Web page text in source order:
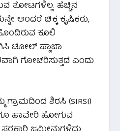
ತೋಟಗಳಿಲ್ಲ. ಹೆಚ್ಚಿನ
ಅಂದರೆ ಚಿಕ್ಕ ಕೃಷಿಕರು,
ಕೂಲಿ
ಟೋಲ್ ಪ್ಲಾಜಾ
ಗೋಚರಿಸುತ್ತದೆ ಎಂದು
ಗ್ರಾಮದಿಂದ ಶಿರಸಿ (SIRSI)
ಹಾವೇರಿ ಹೋಗುವ